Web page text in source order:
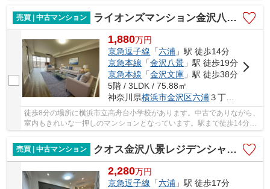
売買 | 中古マンション
ライオンズマンション金沢八景C棟
1,880万円
京急逗子線 「六浦 」駅 徒歩14分
京急本線 「金沢八景 」駅 徒歩19分
京急本線 「金沢文庫 」駅 徒歩38分
5階 / 3LDK / 75.88㎡
神奈川県横浜市金沢区六浦 ３丁目20-3
徒歩8分の場所に横浜市立高舟台小学校があります。中古でありながら、
室内もきれいな一押しのマンションとなっています。駅まで徒歩14分と
売買 | 中古マンション
クオス金沢八景レジデンシャルステージ
2,280万円
京急逗子線 「六浦 」駅 徒歩17分